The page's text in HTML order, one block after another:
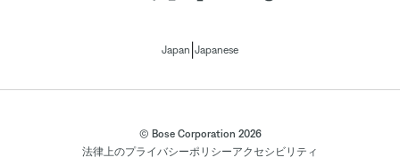
Japan Japanese
© Bose Corporation 2026
法律上のプライバシーポリシーアクセシビリティ